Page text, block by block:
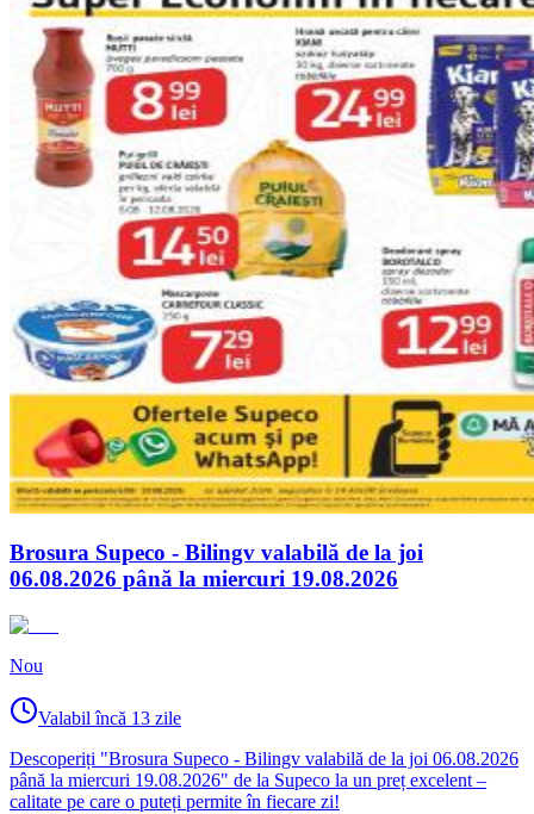
Brosura Supeco - Bilingv valabilă de la joi
06.08.2026 până la miercuri 19.08.2026
Nou
Valabil încă 13 zile
Descoperiți "Brosura Supeco - Bilingv valabilă de la joi 06.08.2026
până la miercuri 19.08.2026" de la Supeco la un preț excelent –
calitate pe care o puteți permite în fiecare zi!